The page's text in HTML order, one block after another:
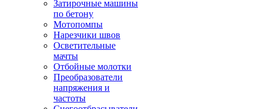
Затирочные машины
по бетону
Мотопомпы
Нарезчики швов
Осветительные
мачты
Отбойные молотки
Преобразователи
напряжения и
частоты